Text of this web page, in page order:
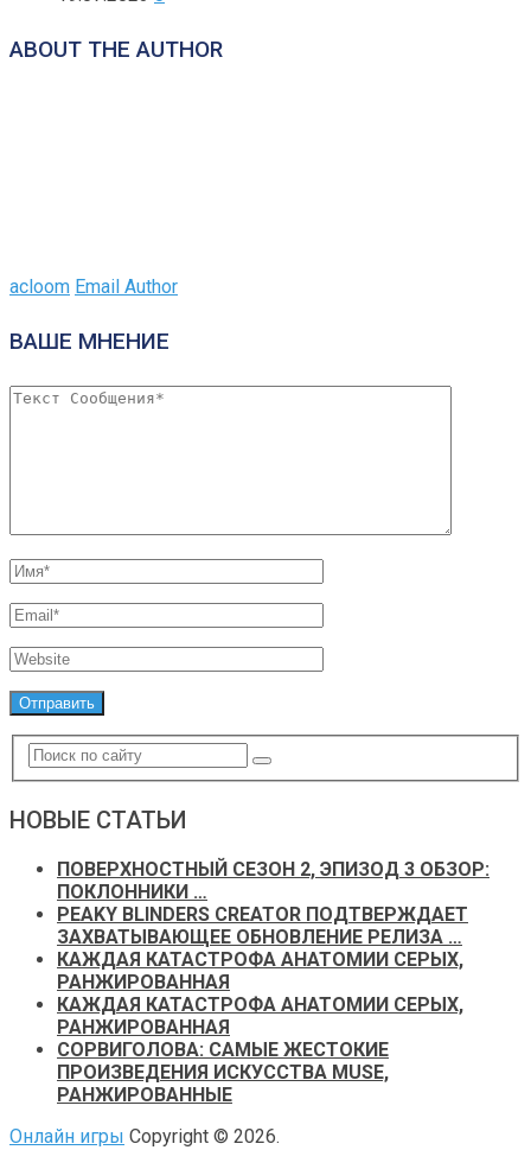
ABOUT THE AUTHOR
acloom Email Author
ВАШЕ МНЕНИЕ
НОВЫЕ СТАТЬИ
ПОВЕРХНОСТНЫЙ СЕЗОН 2, ЭПИЗОД 3 ОБЗОР:
ПОКЛОННИКИ …
PEAKY BLINDERS CREATOR ПОДТВЕРЖДАЕТ
ЗАХВАТЫВАЮЩЕЕ ОБНОВЛЕНИЕ РЕЛИЗА …
КАЖДАЯ КАТАСТРОФА АНАТОМИИ СЕРЫХ,
РАНЖИРОВАННАЯ
КАЖДАЯ КАТАСТРОФА АНАТОМИИ СЕРЫХ,
РАНЖИРОВАННАЯ
СОРВИГОЛОВА: САМЫЕ ЖЕСТОКИЕ
ПРОИЗВЕДЕНИЯ ИСКУССТВА MUSE,
РАНЖИРОВАННЫЕ
Онлайн игры Copyright © 2026.